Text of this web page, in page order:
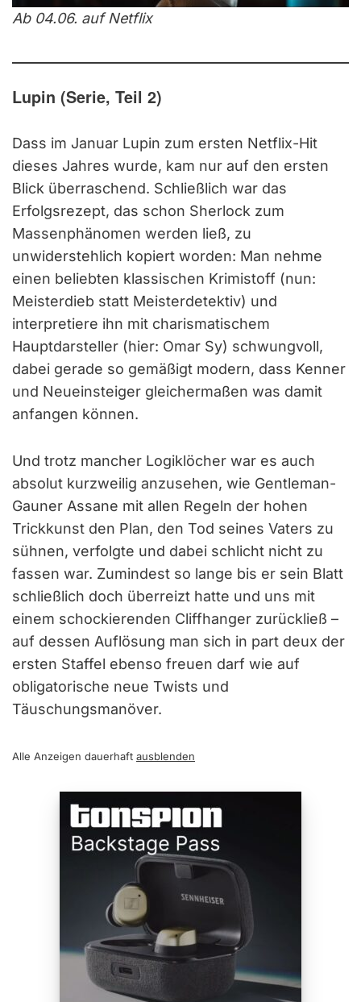
Ab 04.06. auf Netflix
Lupin (Serie, Teil 2)
Dass im Januar Lupin zum ersten Netflix-Hit
dieses Jahres wurde, kam nur auf den ersten
Blick überraschend. Schließlich war das
Erfolgsrezept, das schon Sherlock zum
Massenphänomen werden ließ, zu
unwiderstehlich kopiert worden: Man nehme
einen beliebten klassischen Krimistoff (nun:
Meisterdieb statt Meisterdetektiv) und
interpretiere ihn mit charismatischem
Hauptdarsteller (hier: Omar Sy) schwungvoll,
dabei gerade so gemäßigt modern, dass Kenner
und Neueinsteiger gleichermaßen was damit
anfangen können.
Und trotz mancher Logiklöcher war es auch
absolut kurzweilig anzusehen, wie Gentleman-
Gauner Assane mit allen Regeln der hohen
Trickkunst den Plan, den Tod seines Vaters zu
sühnen, verfolgte und dabei schlicht nicht zu
fassen war. Zumindest so lange bis er sein Blatt
schließlich doch überreizt hatte und uns mit
einem schockierenden Cliffhanger zurückließ –
auf dessen Auflösung man sich in part deux der
ersten Staffel ebenso freuen darf wie auf
obligatorische neue Twists und
Täuschungsmanöver.
Alle Anzeigen dauerhaft ausblenden